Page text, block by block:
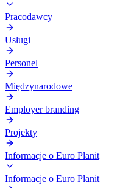
Pracodawcy
Usługi
Personel
Międzynarodowe
Employer branding
Projekty
Informacje o Euro Planit
Informacje o Euro Planit